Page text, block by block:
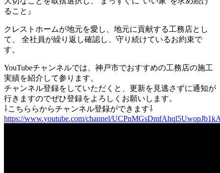
ること』
クレストホームが地元を愛し、地元に貢献する工務店とし
て、 全社員が繰り返し確認し、守り続けているお約束で
す。
YouTubeチャンネルでは、神戸市でおすすめの工務店の施工
実績を紹介して参ります。
チャンネル登録をしていただくと、更新を見逃さずに通知が
行きますのでぜひ登録をよろしくお願いします。
⇩こちららからチャンネル登録ができます⇩
https://www.youtube.com/channel/